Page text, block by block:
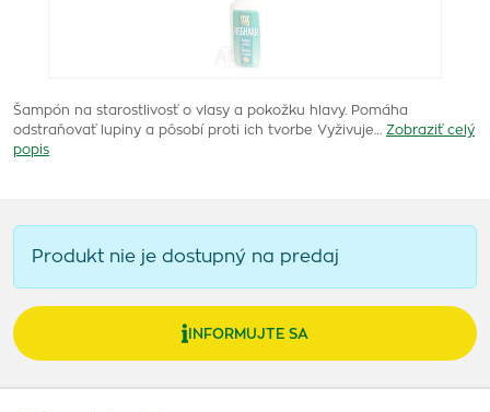
Šampón na starostlivosť o vlasy a pokožku hlavy. Pomáha
odstraňovať lupiny a pôsobí proti ich tvorbe Vyživuje…
Zobraziť celý
popis
Produkt nie je dostupný na predaj
INFORMUJTE SA